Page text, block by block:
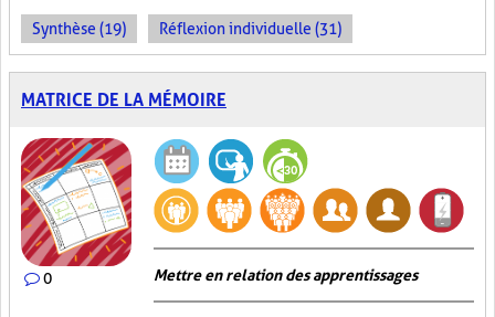
Synthèse (19) Réflexion individuelle (31)
MATRICE DE LA MÉMOIRE
0 Mettre en relation des apprentissages